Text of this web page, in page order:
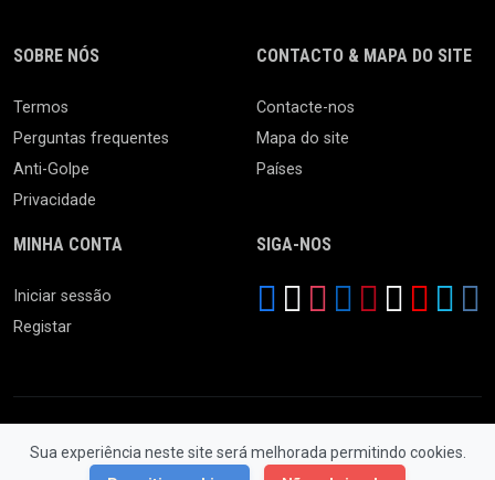
Sua experiência neste site será melhorada permitindo cookies.
SOBRE NÓS
Termos
Perguntas frequentes
Anti-Golpe
Privacidade
CONTACTO & MAPA DO SITE
Contacte-nos
Mapa do site
Países
MINHA CONTA
Iniciar sessão
Registar
SIGA-NOS
© 2026 Feira da Ladra. Todos os Direitos Reservados.